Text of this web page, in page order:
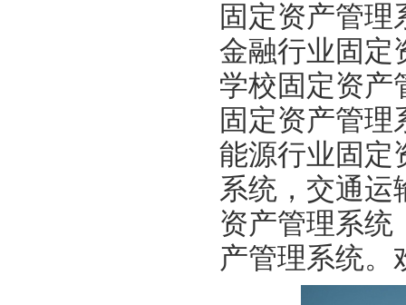
固定资产管
金融行业固定
学校固定资产
固定资产管
能源行业固定
系统，交通运
资产管理系统
产管理系统。